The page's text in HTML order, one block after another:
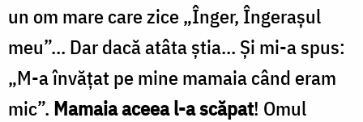
un om mare care zice „Înger, Îngerașul
meu”… Dar dacă atâta știa… Și mi-a spus:
„M-a învățat pe mine mamaia când eram
mic”. Mamaia aceea l-a scăpat! Omul